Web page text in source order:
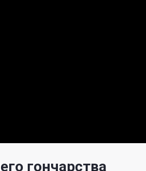
гончарства